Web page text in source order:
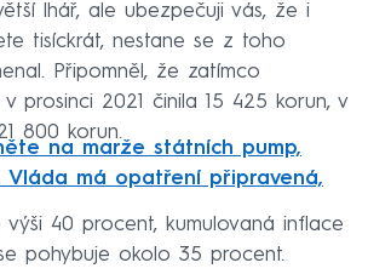
lhář, ale ubezpečuji vás, že i
tisíckrát, nestane se z toho
Připomněl, že zatímco
prosinci 2021 činila 15 425 korun, v
800 korun.
na marže státních pump,
Vláda má opatření připravená,
výši 40 procent, kumulovaná inflace
pohybuje okolo 35 procent.